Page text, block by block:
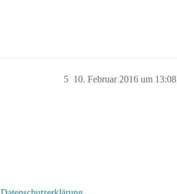
10. Februar 2016 um 13:08
5